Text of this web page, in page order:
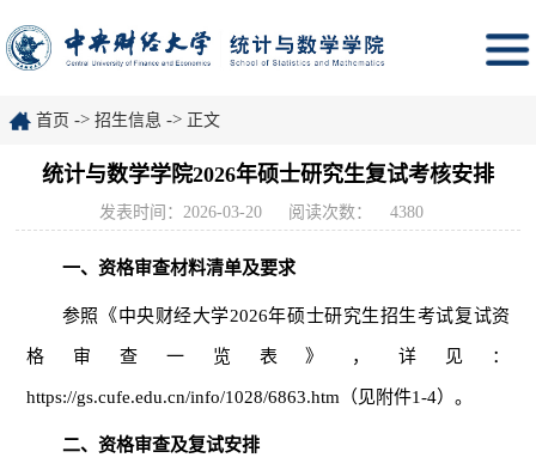
首页 -> 招生信息 -> 正文
统计与数学学院2026年硕士研究生复试考核安排
发表时间：2026-03-20 阅读次数： 4380
一、资格审查材料清单及要求
参照《中央财经大学2026年硕士研究生招生考试复试资
格审查一览表》，详见：
https://gs.cufe.edu.cn/info/1028/6863.htm（见附件1-4）。
二、资格审查及复试安排